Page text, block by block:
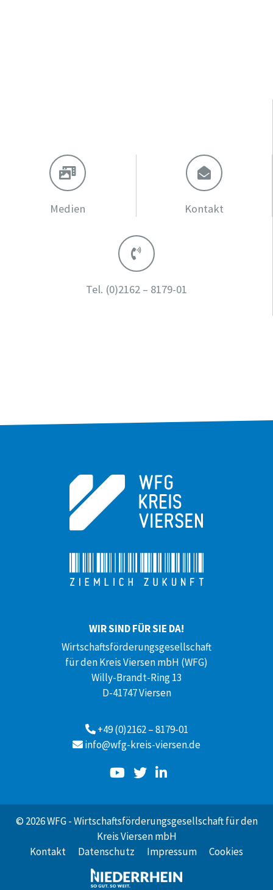
Medien Kontakt
Tel. (0)2162 – 8179-01
WIR SIND FÜR SIE DA!
Wirtschaftsförderungsgesellschaft
für den Kreis Viersen mbH (WFG)
Willy-Brandt-Ring 13
D-41747 Viersen
+49 (0)2162 – 8179-01
info@wfg-kreis-viersen.de
© 2026 WFG - Wirtschaftsförderungsgesellschaft für den
Kreis Viersen mbH
Kontakt
Datenschutz Impressum Cookies